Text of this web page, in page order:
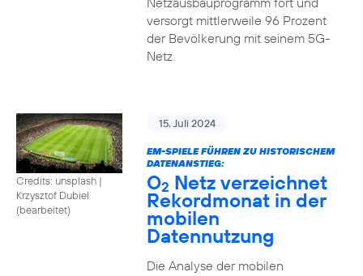
versorgt mittlerweile 96 Prozent
der Bevölkerung mit seinem 5G-
Netz.
Credits: unsplash |
Krzysztof Dubiel
(bearbeitet)
15. Juli 2024
EM-SPIELE FÜHREN ZU HISTORISCHEM
DATENANSTIEG:
O2 Netz verzeichnet
Rekordmonat in der
mobilen
Datennutzung
Die Analyse der mobilen